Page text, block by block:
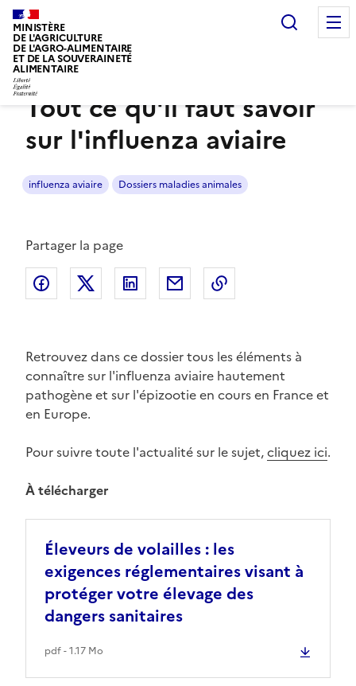
MINISTÈRE
DE L'AGRICULTURE
DE L'AGRO-ALIMENTAIRE
ET DE LA SOUVERAINETÉ
ALIMENTAIRE
Dossier
Tout ce qu'il faut savoir
sur l'influenza aviaire
influenza aviaire Dossiers maladies animales
Partager la page
Partager sur Facebook
Partager sur Twitter
Partager sur LinkedIn
Partager par email
Retrouvez dans ce dossier tous les éléments à
connaître sur l'influenza aviaire hautement
pathogène et sur l'épizootie en cours en France et
en Europe.
Pour suivre toute l'actualité sur le sujet,cliquez ici.
À télécharger
Éleveurs de volailles : les
exigences réglementaires visant à
protéger votre élevage des
dangers sanitaires
pdf - 1.17 Mo